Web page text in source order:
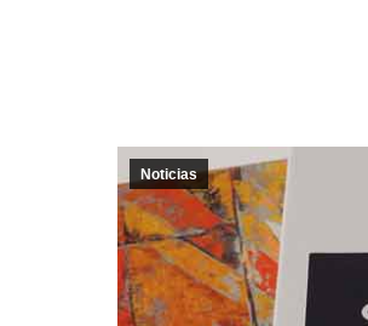
Noticias